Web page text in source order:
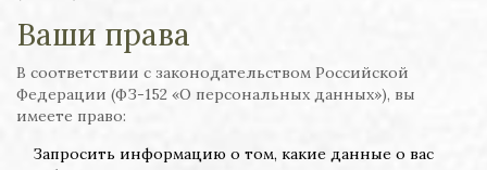
Ваши права
В соответствии с законодательством Российской
Федерации (ФЗ-152 «О персональных данных»), вы
имеете право:
Запросить информацию о том, какие данные о вас